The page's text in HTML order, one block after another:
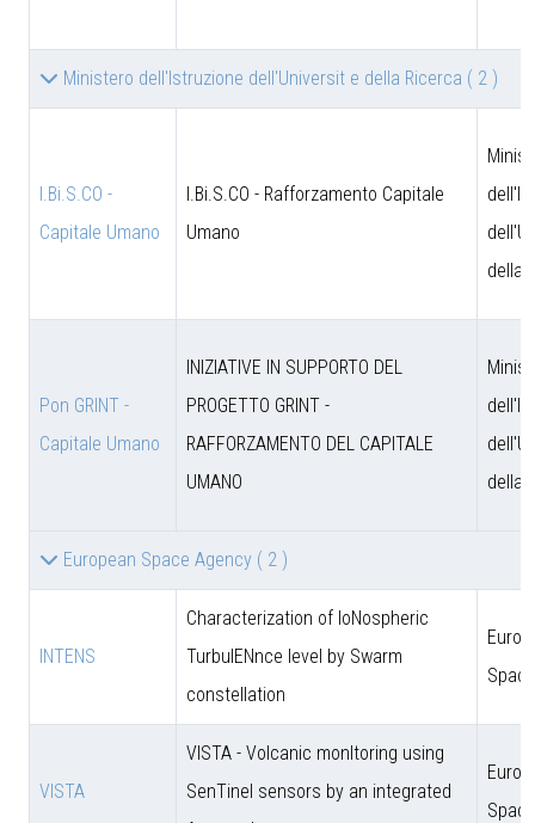
Ministero dell'Istruzione dell'Universit e della Ricerca ( 2 )
I.Bi.S.CO -
Capitale Umano
I.Bi.S.CO - Rafforzamento Capitale
Umano
della
Pon GRINT -
Capitale Umano
INIZIATIVE IN SUPPORTO DEL
PROGETTO GRINT -
RAFFORZAMENTO DEL CAPITALE
UMANO
della
European Space Agency ( 2 )
INTENS
Characterization of IoNospheric
TurbulENnce level by Swarm
constellation
VISTA
VISTA - Volcanic monItoring using
SenTinel sensors by an integrated